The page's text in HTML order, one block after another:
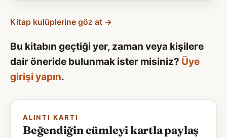
Kitap kulüplerine göz at →
Bu kitabın geçtiği yer, zaman veya kişilere
dair öneride bulunmak ister misiniz? Üye
girişi yapın.
ALINTI KARTI
Beğendiğin cümleyi kartla paylaş